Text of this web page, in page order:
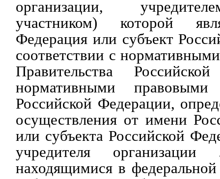
организации,
участником) которой
Федерация или субъект
соответствии с
Правительства
нормативными правовыми
Российской Федерации,
осуществления от имени
или субъекта Российской
учредителя организации
находящимися в